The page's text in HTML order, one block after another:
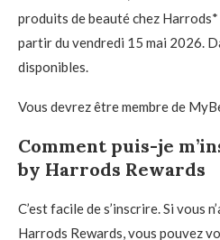
produits de beauté chez
partir du vendredi 15 mai 2026.
disponibles.
Vous devrez être membre de
Comment puis-je
by Harrods Rewards
C’est facile de s’inscrire. Si vous
Harrods Rewards, vous pouvez